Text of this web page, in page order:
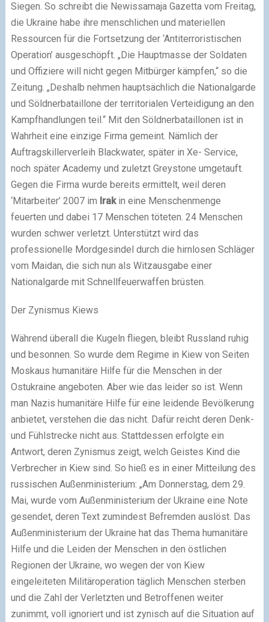
Siegen. So schreibt die Newissamaja Gazetta vom Freitag,
die Ukraine habe ihre menschlichen und materiellen
Ressourcen für die Fortsetzung der ‘Antiterroristischen
Operation’ ausgeschöpft. „Die Hauptmasse der Soldaten
und Offiziere will nicht gegen Mitbürger kämpfen,“ so die
Zeitung. „Deshalb nehmen hauptsächlich die Nationalgarde
und Söldnerbataillone der territorialen Verteidigung an den
Kampfhandlungen teil.“ Mit den Söldnerbataillonen ist in
Wahrheit eine einzige Firma gemeint. Nämlich der
Auftragskillerverleih Blackwater, später in Xe- Service,
noch später Academy und zuletzt Greystone umgetauft.
Gegen die Firma wurde bereits ermittelt, weil deren
‘Mitarbeiter’ 2007 im Irakin eine Menschenmenge
feuerten und dabei 17 Menschen töteten. 24 Menschen
wurden schwer verletzt. Unterstützt wird das
professionelle Mordgesindel durch die hirnlosen Schläger
vom Maidan, die sich nun als Witzausgabe einer
Nationalgarde mit Schnellfeuerwaffen brüsten.
Der Zynismus Kiews
Während überall die Kugeln fliegen, bleibt Russland ruhig
und besonnen. So wurde dem Regime in Kiew von Seiten
Moskaus humanitäre Hilfe für die Menschen in der
Ostukraine angeboten. Aber wie das leider so ist. Wenn
man Nazis humanitäre Hilfe für eine leidende Bevölkerung
anbietet, verstehen die das nicht. Dafür reicht deren Denk-
und Fühlstrecke nicht aus. Stattdessen erfolgte ein
Antwort, deren Zynismus zeigt, welch Geistes Kind die
Verbrecher in Kiew sind. So hieß es in einer Mitteilung des
russischen Außenministerium: „Am Donnerstag, dem 29.
Mai, wurde vom Außenministerium der Ukraine eine Note
gesendet, deren Text zumindest Befremden auslöst. Das
Außenministerium der Ukraine hat das Thema humanitäre
Hilfe und die Leiden der Menschen in den östlichen
Regionen der Ukraine, wo wegen der von Kiew
eingeleiteten Militäroperation täglich Menschen sterben
und die Zahl der Verletzten und Betroffenen weiter
zunimmt, voll ignoriert und ist zynisch auf die Situation auf